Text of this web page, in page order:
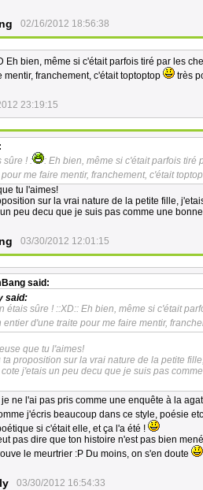
02/16/2012 18:56:38
Eh bien, même si c'était parfois tiré par les
franchement, c'était toptoptop
très
23:19:15
sûre ! :
: Eh bien, même si c'était parfois tiré
me faire mentir, franchement, c'était
tu l'aimes!
sur la vrai nature de la petite fille,
peu decu que je suis pas comme une
03/30/2012 12:01:15
said:
said:
étais sûre ! ::XD:: Eh bien, même si c'était
entier d'une traite pour me faire mentir,
que tu l'aimes!
ta proposition sur la vrai nature de la petite
j'etais un peu decu que je suis pas
ne l'ai pas pris comme une enquête à la
j'écris beaucoup dans ce style, poésie
si c'était elle, et ça l'a été !
pas dire que ton histoire n'est pas bien
le meurtrier :P Du moins, on s'en doute
03/30/2012 16:54:33